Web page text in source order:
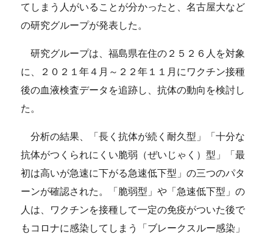
てしまう人がいることが分かったと、名古屋大など
の研究グループが発表した。
研究グループは、福島県在住の２５２６人を対象
に、２０２１年４月～２２年１１月にワクチン接種
後の血液検査データを追跡し、抗体の動向を検討し
た。
分析の結果、「長く抗体が続く耐久型」「十分な
抗体がつくられにくい脆弱（ぜいじゃく）型」「最
初は高いが急速に下がる急速低下型」の三つのパタ
ーンが確認された。「脆弱型」や「急速低下型」の
人は、ワクチンを接種して一定の免疫がついた後で
もコロナに感染してしまう「ブレークスルー感染」